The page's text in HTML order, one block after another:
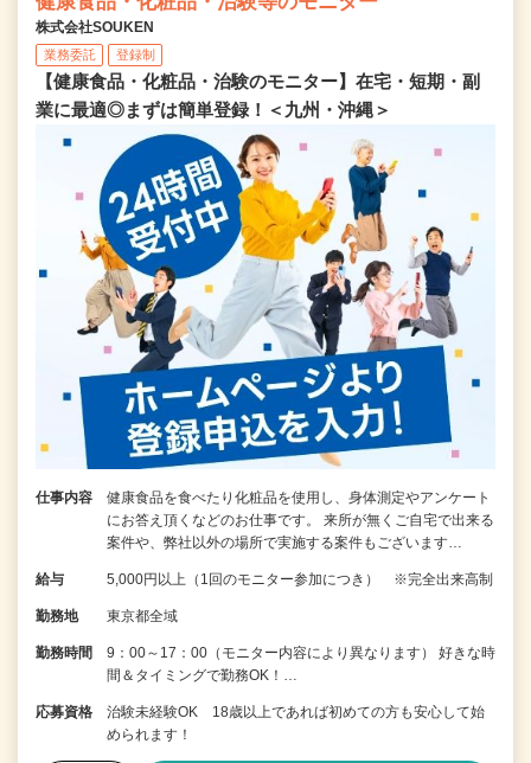
株式会社SOUKEN
業務委託 登録制
【健康食品・化粧品・治験のモニター】在宅・短期・副
業に最適◎まずは簡単登録！＜九州・沖縄＞
仕事内容
健康食品を食べたり化粧品を使用し、身体測定やアンケート
にお答え頂くなどのお仕事です。 来所が無くご自宅で出来る
案件や、弊社以外の場所で実施する案件もございます…
給与 5,000円以上（1回のモニター参加につき） ※完全出来高制
勤務地 東京都全域
勤務時間
9：00～17：00（モニター内容により異なります） 好きな時
間＆タイミングで勤務OK！…
応募資格
治験未経験OK 18歳以上であれば初めての方も安心して始
められます！